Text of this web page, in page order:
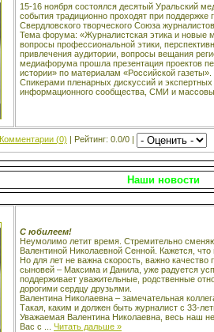
15-16 ноября состоялся десятый Уральский
события традиционно проходят при
Свердловского творческого Союза журналистов.
Тема форума: «Журналистская этика и новые
вопросы профессиональной этики,
привлечения аудитории, вопросы вещания
медиафорума прошла презентация проектов
истории» по материалам «Российской газеты».
Спикерами пленарных дискуссий и
информационного сообщества, СМИ и
Комментарии (0) | Рейтинг: 0.0/0 |
Наши новости
С юбилеем!
Неумолимо летит время. Стремительно
Валентиной Николаевной Сенной. Кажется,
Но для лет не важна скорость, важно
сыновей – Максима и Данила, уже радуется
поддерживает уважительные, родственные
дорогими сердцу друзьями.
Валентина Николаевна – замечательная
Такая, каким и должен быть журналист с 33-
Уважаемая Валентина Николаевна, весь наш
Вас с
Читать дальше »